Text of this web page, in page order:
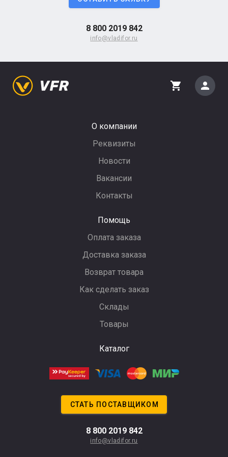
8 800 2019 842
info@vladifor.ru
О компании
Реквизиты
Новости
Вакансии
Контакты
Помощь
Оплата заказа
Доставка заказа
Возврат товара
Как сделать заказ
Склады
Товары
Каталог
shopping_cart person
СТАТЬ ПОСТАВЩИКОМ
8 800 2019 842
info@vladifor.ru